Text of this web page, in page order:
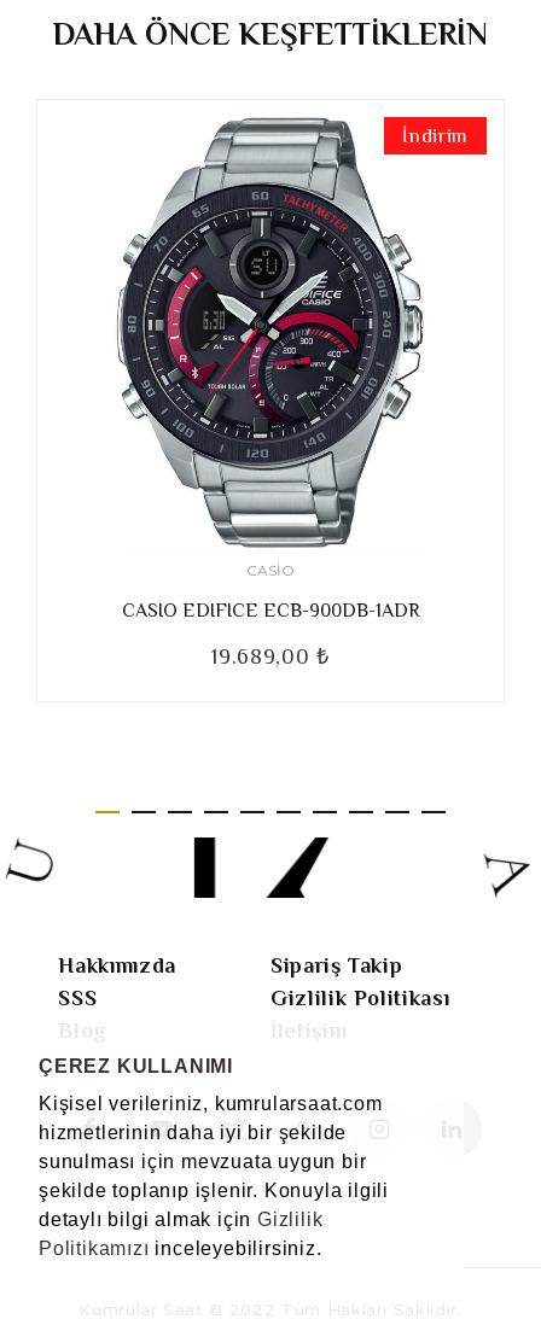
ÇEREZ KULLANIMI
Kişisel verileriniz, kumrularsaat.com
hizmetlerinin daha iyi bir şekilde
sunulması için mevzuata uygun bir
şekilde toplanıp işlenir. Konuyla ilgili
detaylı bilgi almak içinGizlilik
Politikamızı inceleyebilirsiniz.
DAHA ÖNCE KEŞFETTİKLERİN
İndirim
CASIO
CASIO EDIFICE ECB-900DB-1ADR
19.689,00 ₺
Hakkımızda
Sipariş Takip
SSS
Gizlilik Politikası